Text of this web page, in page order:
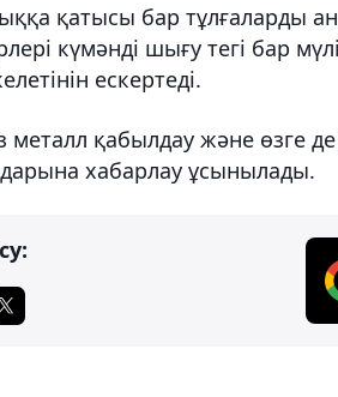
қатысы бар тұлғаларды
күмәнді шығу тегі бар
ескертеді.
металл қабылдау және өзге
хабарлау ұсынылады.